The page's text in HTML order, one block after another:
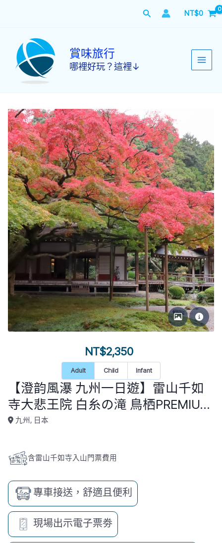
搜
NT$0
賞味旅行
哪裡好玩？這裡↓
【澄韵風瀑 九州一日遊】雷山千如
寺大悲王院 白糸の滝 鳥栖PREMIUM
OUTLETS 秋月城跡 太宰府天滿宮
九州, 日本
NT$2,350
Adult Child Infant
含雷山千如寺入山門票費用
專車接送，舒適且便利
現場出示電子票劵